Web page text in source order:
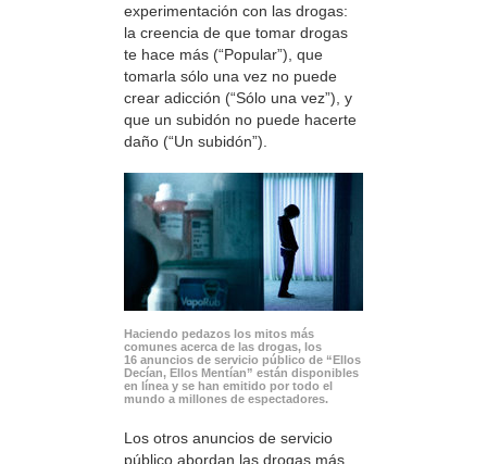
experimentación con las drogas:
la creencia de que tomar drogas
te hace más (“Popular”), que
tomarla sólo una vez no puede
crear adicción (“Sólo una vez”), y
que un subidón no puede hacerte
daño (“Un subidón”).
Haciendo pedazos los mitos más
comunes acerca de las drogas, los
16 anuncios de servicio público de “Ellos
Decían, Ellos Mentían” están disponibles
en línea y se han emitido por todo el
mundo a millones de espectadores.
Los otros anuncios de servicio
público abordan las drogas más